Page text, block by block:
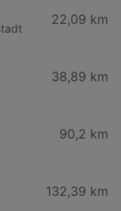
22,09 km
38,89 km
90,2 km
132,39 km